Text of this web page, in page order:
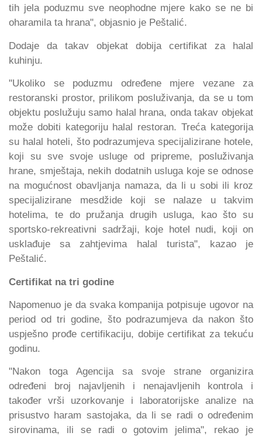
tih jela poduzmu sve neophodne mjere kako se ne bi
oharamila ta hrana", objasnio je Peštalić.
Dodaje da takav objekat dobija certifikat za halal
kuhinju.
"Ukoliko se poduzmu određene mjere vezane za
restoranski prostor, prilikom posluživanja, da se u tom
objektu poslužuju samo halal hrana, onda takav objekat
može dobiti kategoriju halal restoran. Treća kategorija
su halal hoteli, što podrazumjeva specijalizirane hotele,
koji su sve svoje usluge od pripreme, posluživanja
hrane, smještaja, nekih dodatnih usluga koje se odnose
na mogućnost obavljanja namaza, da li u sobi ili kroz
specijalizirane mesdžide koji se nalaze u takvim
hotelima, te do pružanja drugih usluga, kao što su
sportsko-rekreativni sadržaji, koje hotel nudi, koji on
usklađuje sa zahtjevima halal turista", kazao je
Peštalić.
Certifikat na tri godine
Napomenuo je da svaka kompanija potpisuje ugovor na
period od tri godine, što podrazumjeva da nakon što
uspješno prođe certifikaciju, dobije certifikat za tekuću
godinu.
"Nakon toga Agencija sa svoje strane organizira
određeni broj najavljenih i nenajavljenih kontrola i
također vrši uzorkovanje i laboratorijske analize na
prisustvo haram sastojaka, da li se radi o određenim
sirovinama, ili se radi o gotovim jelima", rekao je